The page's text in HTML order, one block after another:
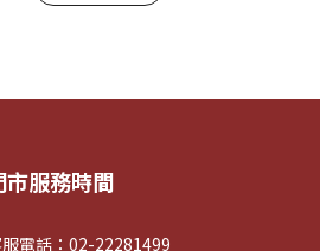
市服務時間
電話：02-22281499